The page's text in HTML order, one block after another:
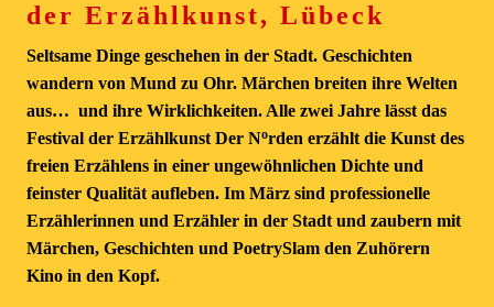
der Erzählkunst, Lübeck
Seltsame Dinge geschehen in der Stadt. Geschichten
wandern von Mund zu Ohr. Märchen breiten ihre Welten
aus… und ihre Wirklichkeiten. Alle zwei Jahre lässt das
Festival der Erzählkunst Der Norden erzählt die Kunst des
freien Erzählens in einer ungewöhnlichen Dichte und
feinster Qualität aufleben. Im März sind professionelle
Erzählerinnen und Erzähler in der Stadt und zaubern mit
Märchen, Geschichten und PoetrySlam den Zuhörern
Kino in den Kopf.